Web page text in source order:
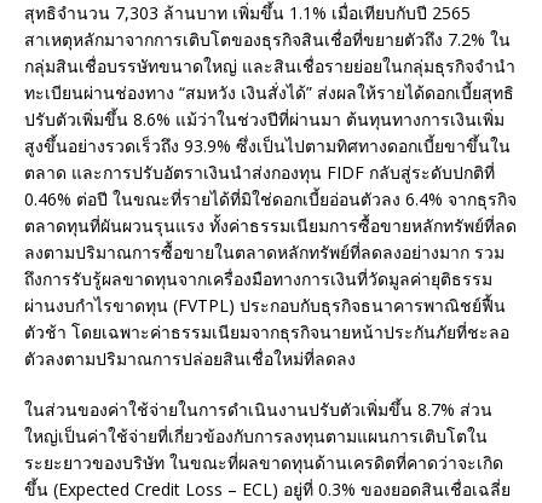
สุทธิจำนวน 7,303 ล้านบาท เพิ่มขึ้น 1.1% เมื่อเทียบกับปี 2565
สาเหตุหลักมาจากการเติบโตของธุรกิจสินเชื่อที่ขยายตัวถึง 7.2% ใน
กลุ่มสินเชื่อบรรษัทขนาดใหญ่ และสินเชื่อรายย่อยในกลุ่มธุรกิจจำนำ
ทะเบียนผ่านช่องทาง “สมหวัง เงินสั่งได้” ส่งผลให้รายได้ดอกเบี้ยสุทธิ
ปรับตัวเพิ่มขึ้น 8.6% แม้ว่าในช่วงปีที่ผ่านมา ต้นทุนทางการเงินเพิ่ม
สูงขึ้นอย่างรวดเร็วถึง 93.9% ซึ่งเป็นไปตามทิศทางดอกเบี้ยขาขึ้นใน
ตลาด และการปรับอัตราเงินนำส่งกองทุน FIDF กลับสู่ระดับปกติที่
0.46% ต่อปี ในขณะที่รายได้ที่มิใช่ดอกเบี้ยอ่อนตัวลง 6.4% จากธุรกิจ
ตลาดทุนที่ผันผวนรุนแรง ทั้งค่าธรรมเนียมการซื้อขายหลักทรัพย์ที่ลด
ลงตามปริมาณการซื้อขายในตลาดหลักทรัพย์ที่ลดลงอย่างมาก รวม
ถึงการรับรู้ผลขาดทุนจากเครื่องมือทางการเงินที่วัดมูลค่ายุติธรรม
ผ่านงบกำไรขาดทุน (FVTPL) ประกอบกับธุรกิจธนาคารพาณิชย์ฟื้น
ตัวช้า โดยเฉพาะค่าธรรมเนียมจากธุรกิจนายหน้าประกันภัยที่ชะลอ
ตัวลงตามปริมาณการปล่อยสินเชื่อใหม่ที่ลดลง
ในส่วนของค่าใช้จ่ายในการดำเนินงานปรับตัวเพิ่มขึ้น 8.7% ส่วน
ใหญ่เป็นค่าใช้จ่ายที่เกี่ยวข้องกับการลงทุนตามแผนการเติบโตใน
ระยะยาวของบริษัท ในขณะที่ผลขาดทุนด้านเครดิตที่คาดว่าจะเกิด
ขึ้น (Expected Credit Loss – ECL) อยู่ที่ 0.3% ของยอดสินเชื่อเฉลี่ย